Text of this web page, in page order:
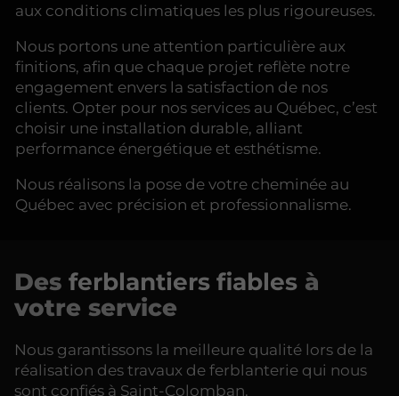
aux conditions climatiques les plus rigoureuses.
Nous portons une attention particulière aux
finitions, afin que chaque projet reflète notre
engagement envers la satisfaction de nos
clients. Opter pour nos services au Québec, c’est
choisir une installation durable, alliant
performance énergétique et esthétisme.
Nous réalisons la pose de votre cheminée au
Québec avec précision et professionnalisme.
Des ferblantiers fiables à
votre service
Nous garantissons la meilleure qualité lors de la
réalisation des travaux de ferblanterie qui nous
sont confiés à Saint-Colomban.